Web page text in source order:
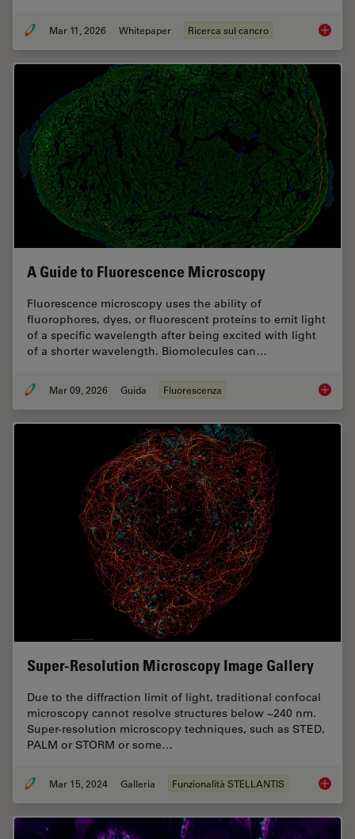
Mar 11, 2026 Whitepaper Ricerca sul cancro
A Guide to Fluorescence Microscopy
Fluorescence microscopy uses the ability of
fluorophores, dyes, or fluorescent proteins to emit light
of a specific wavelength after being excited with light
of a shorter wavelength. Biomolecules can…
Mar 09, 2026 Guida Fluorescenza A
Super-Resolution Microscopy Image Gallery
Due to the diffraction limit of light, traditional confocal
microscopy cannot resolve structures below ~240 nm.
Super-resolution microscopy techniques, such as STED,
PALM or STORM or some…
Mar 15, 2024 Galleria Funzionalità STELLANTIS Super-